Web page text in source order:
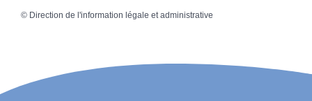
© Direction de l'information légale et administrative